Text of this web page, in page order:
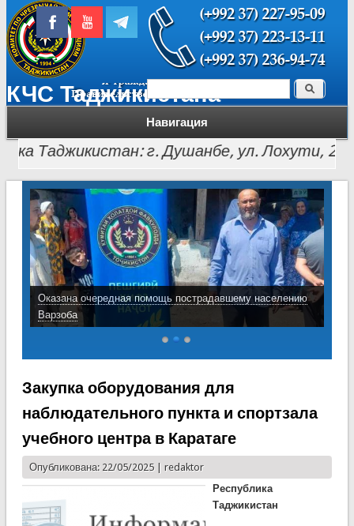
КЧС Таджикистана
Навигация
Форма поиска Поиск
Таджикистан: г. Душанбе, ул. Лохути, 26,
Оказана очередная помощь пострадавшему населению
Варзоба
Закупка оборудования для
наблюдательного пункта и спортзала
учебного центра в Каратаге
Опубликована: 22/05/2025 | redaktor
Республика
Таджикистан